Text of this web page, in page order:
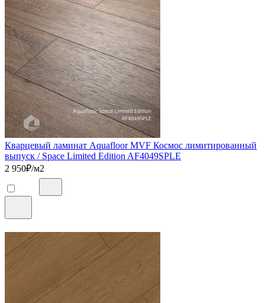
Кварцевый ламинат Aquafloor MVF Космос лимитированный
выпуск / Space Limited Edition AF4049SPLE
2 950₽/м2